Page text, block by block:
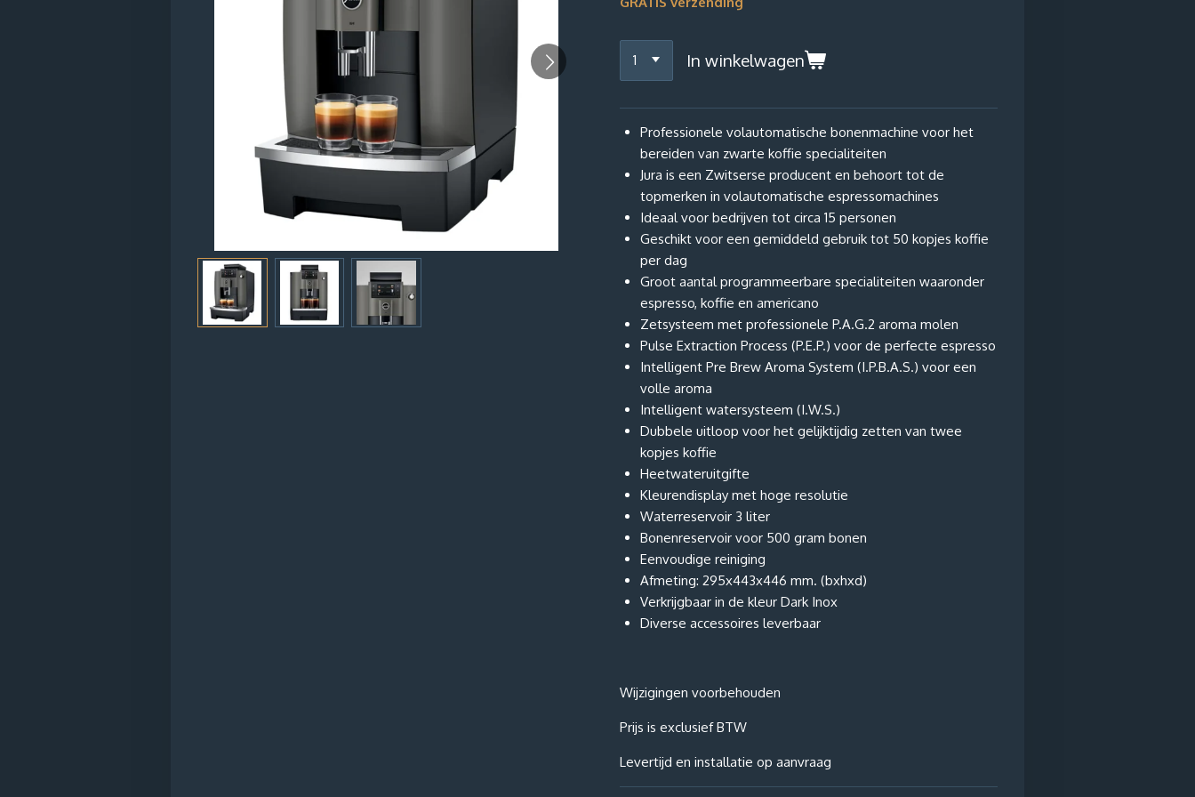
In winkelwagen
Professionele volautomatische bonenmachine voor het
bereiden van zwarte koffie specialiteiten
Jura is een Zwitserse producent en behoort tot de
topmerken in volautomatische espressomachines
Ideaal voor bedrijven tot circa 15 personen
Geschikt voor een gemiddeld gebruik tot 50 kopjes koffie
per dag
Groot aantal programmeerbare specialiteiten waaronder
espresso, koffie en americano
Zetsysteem met professionele P.A.G.2 aroma molen
Pulse Extraction Process (P.E.P.) voor de perfecte espresso
Intelligent Pre Brew Aroma System (I.P.B.A.S.) voor een
volle aroma
Intelligent watersysteem (I.W.S.)
Dubbele uitloop voor het gelijktijdig zetten van twee
kopjes koffie
Heetwateruitgifte
Kleurendisplay met hoge resolutie
Waterreservoir 3 liter
Bonenreservoir voor 500 gram bonen
Eenvoudige reiniging
Afmeting: 295x443x446 mm. (bxhxd)
Verkrijgbaar in de kleur Dark Inox
Diverse accessoires leverbaar
Wijzigingen voorbehouden
Prijs is exclusief BTW
Levertijd en installatie op aanvraag